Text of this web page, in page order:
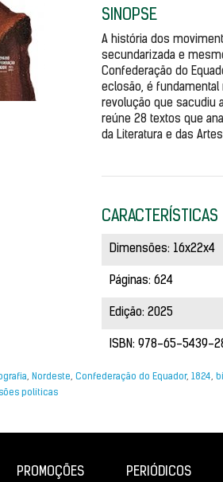
SINOPSE
A história dos
secundarizada e
Confederação do
eclosão, é
revolução que sacudiu
reúne 28 textos que
da Literatura e das
CARACTERÍSTICAS
Dimensões: 16x22x4
Páginas: 624
Edição: 2025
ISBN: 978-65-5439-
, Nordeste, Confederação do Equador, 1824,
políticas
PROMOÇÕES PERIÓDICOS